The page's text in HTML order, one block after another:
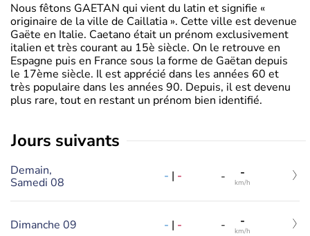
Nous fêtons GAETAN qui vient du latin et signifie «
originaire de la ville de Caillatia ». Cette ville est devenue
Gaëte en Italie. Caetano était un prénom exclusivement
italien et très courant au 15è siècle. On le retrouve en
Espagne puis en France sous la forme de Gaëtan depuis
le 17ème siècle. Il est apprécié dans les années 60 et
très populaire dans les années 90. Depuis, il est devenu
plus rare, tout en restant un prénom bien identifié.
jours suivants
Demain,
Samedi 08
- | - - -
km/h
Dimanche 09 - | - - -
km/h